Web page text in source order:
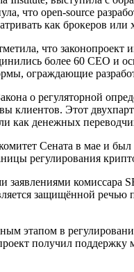
что open-source
как брокеров или
что
более 60 CEO и
ограждающие
о регуляторной
клиентов. Этот
как денежных
Сената в мае и был
регулирования
заявлениями
защищённой
этапом в
получил